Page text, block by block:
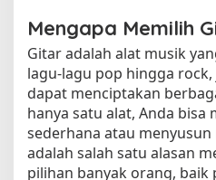
Mengapa Memilih
Gitar adalah alat musik
lagu-lagu pop hingga
dapat menciptakan
hanya satu alat, Anda bisa
sederhana atau
adalah salah satu alasan
pilihan banyak orang, baik